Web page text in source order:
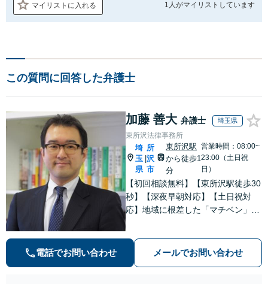
マイリストに入れる 1人がマイリストしています
この質問に回答した弁護士
加藤 善大 弁護士 埼玉県
東所沢法律事務所
埼
玉
県
|
所
沢
市
東所沢駅
から徒歩1
分
営業時間：08:00~
23:00（土日祝
日）
【初回相談無料】【東所沢駅徒歩30
秒】【深夜早朝対応】【土日祝対
応】地域に根差した「マチベン」と
て出張相談も承ります。リーズナブ
ルな料金体系をご提供しています。
電話でお問い合わせ メールでお問い合わせ